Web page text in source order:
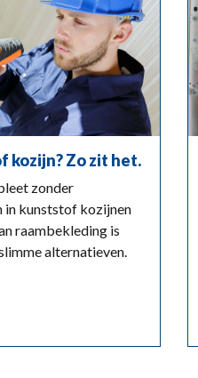
kozijn? Zo zit het.
zonder
in kunststof kozijnen
raambekleding is
alternatieven.